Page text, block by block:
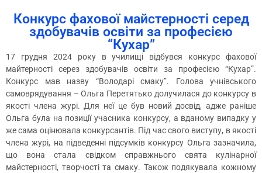
Конкурс фахової майстерності серед
здобувачів освіти за професією
“Кухар”
17 грудня 2024 року в училищі відбувся конкурс фахової
майтерності серез здобувачів освіти за професією “Кухар”.
Конкурс мав назву “Володарі смаку”. Голова учнівського
самоврядування – Ольга Перетятько долучилася до конкурсу в
якості члена журі. Для неї це був новий досвід, адже раніше
Ольга була на позиції учасника конкурсу, а вданому випадку у
же сама оцінювала конкурсантів. Під час свого виступу, в якості
члена журі, на підведенні підсумків конкурсу Ольга зазначила,
що вона стала свідком справжнього свята кулінарної
майстерності, творчості та смаку. Також подякувала кожному